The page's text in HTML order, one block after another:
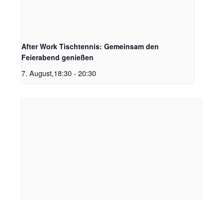
After Work Tischtennis: Gemeinsam den
Feierabend genießen
7. August,18:30 - 20:30